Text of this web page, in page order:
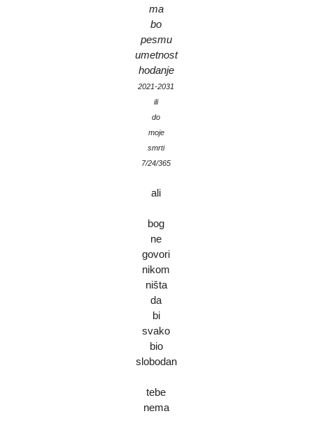
ma
bo
pesmu
umetnost
hodanje
2021-2031
ili
do
moje
smrti
7/24/365
ali
bog
ne
govori
nikom
ništa
da
bi
svako
bio
slobodan
tebe
nema